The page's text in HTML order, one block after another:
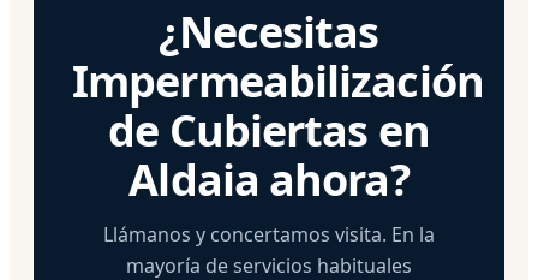
¿Necesitas
Impermeabilización
de Cubiertas en
Aldaia ahora?
Llámanos y concertamos visita. En la
mayoría de servicios habituales